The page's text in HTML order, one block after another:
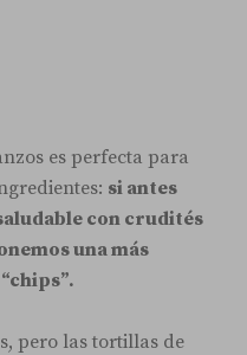
es perfecta para
si antes
con crudités
una más
pero las tortillas de